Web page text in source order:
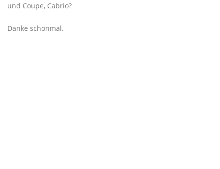
und Coupe, Cabrio?
Danke schonmal.